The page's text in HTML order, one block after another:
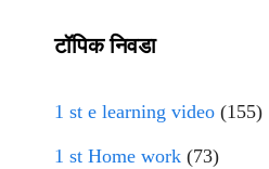
टॉपिक निवडा
1 st e learning video (155)
1 st Home work (73)